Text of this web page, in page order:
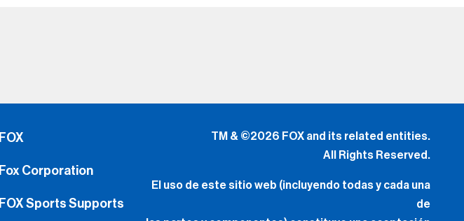
FOX
Fox Corporation
FOX Sports Supports
TM & ©2026 FOX and its related entities.
All Rights Reserved.
El uso de este sitio web (incluyendo todas y cada una
de